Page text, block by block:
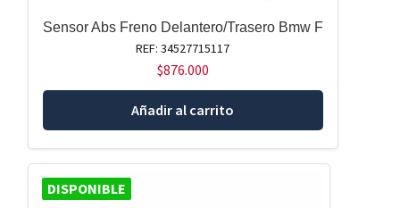
Sensor Abs Freno Delantero/Trasero Bmw F
REF: 34527715117
$876.000
Añadir al carrito
DISPONIBLE